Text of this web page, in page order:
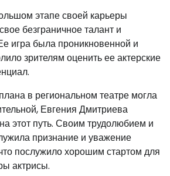
этапе своей карьеры
безграничное талант и
игра была проникновенной и
зрителям оценить ее актерские
в региональном театре могла
Евгения Дмитриева
этот путь. Своим трудолюбием и
признание и уважение
послужило хорошим стартом для
актрисы.